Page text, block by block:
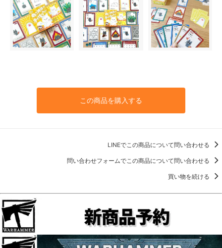
この商品を購入する
LINEでこの商品について問い合わせる
問い合わせフォームでこの商品について問い合わせる
買い物を続ける